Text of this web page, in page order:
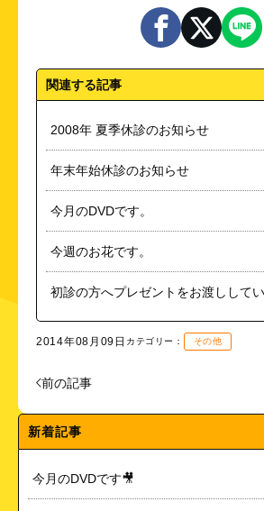
関連する記事
2008年 夏季休診のお知らせ
年末年始休診のお知らせ
今月のDVDです。
今週のお花です。
初診の方へプレゼントをお渡ししてい
2014年08月09日 カテゴリー： その他
前の記事
新着記事
今月のDVDです🎥